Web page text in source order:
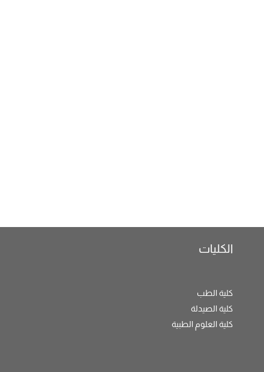
الكليات
كلية الطب
كلية الصيدلة
كلية العلوم الطبية